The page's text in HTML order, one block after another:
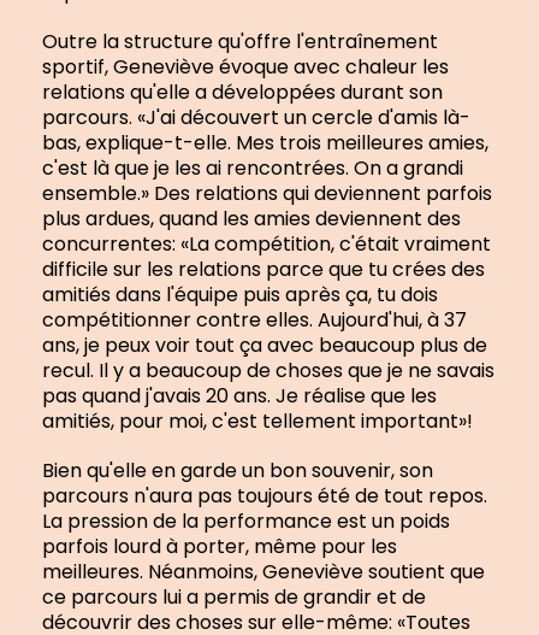
Outre la structure qu'offre l'entraînement
sportif, Geneviève évoque avec chaleur les
relations qu'elle a développées durant son
parcours. «J'ai découvert un cercle d'amis là-
bas, explique-t-elle. Mes trois meilleures amies,
c'est là que je les ai rencontrées. On a grandi
ensemble.» Des relations qui deviennent parfois
plus ardues, quand les amies deviennent des
concurrentes: «La compétition, c'était vraiment
difficile sur les relations parce que tu crées des
amitiés dans l'équipe puis après ça, tu dois
compétitionner contre elles. Aujourd'hui, à 37
ans, je peux voir tout ça avec beaucoup plus de
recul. Il y a beaucoup de choses que je ne savais
pas quand j'avais 20 ans. Je réalise que les
amitiés, pour moi, c'est tellement important»!
Bien qu'elle en garde un bon souvenir, son
parcours n'aura pas toujours été de tout repos.
La pression de la performance est un poids
parfois lourd à porter, même pour les
meilleures. Néanmoins, Geneviève soutient que
ce parcours lui a permis de grandir et de
découvrir des choses sur elle-même: «Toutes